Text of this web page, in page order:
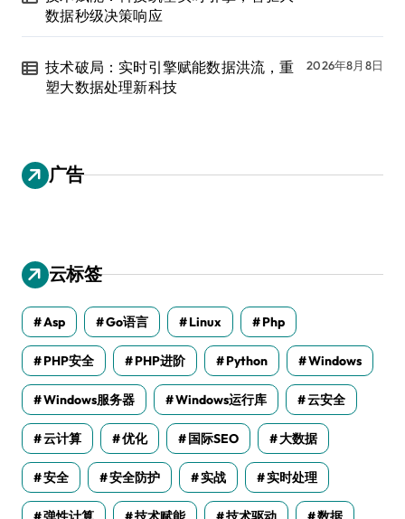
数据秒级决策响应
技术破局：实时引擎赋能数据洪流，重
塑大数据处理新科技
2026年8月8日
广告
云标签
Asp Go语言 Linux Php
PHP安全 PHP进阶 Python Windows
Windows服务器 Windows运行库 云安全
云计算 优化 国际SEO 大数据
安全 安全防护 实战 实时处理